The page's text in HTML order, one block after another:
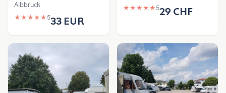
Albbruck
★ ★ ★ ★ ★533 EUR
★ ★ ★ ★ ★529 CHF